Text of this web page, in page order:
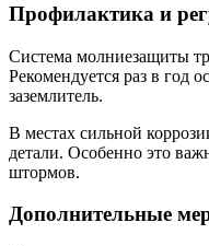
Профилактика и
Система молниезащиты
Рекомендуется раз в год
заземлитель.
В местах сильной
детали. Особенно это
штормов.
Дополнительные